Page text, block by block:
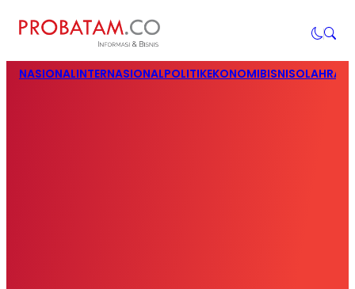
NASIONALINTERNASIONALPOLITIKEKONOMIBISNIS